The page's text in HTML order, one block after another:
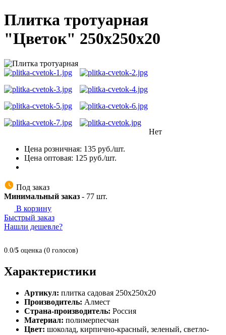
Плитка тротуарная
"Цветок" 250х250х20
Нет
Цена розничная: 135 руб./шт.
Цена оптовая: 125 руб./шт.
Под заказ
Минимальный заказ - 77 шт.
В корзину
Быстрый заказ
Нашли дешевле?
0.0/5 оценка (0 голосов)
Характеристики
Артикул: плитка садовая 250х250х20
Производитель: Алмест
Страна-производитель: Россия
Материал: полимерпесчан
Цвет: шоколад, кирпично-красный, зеленый, светло-